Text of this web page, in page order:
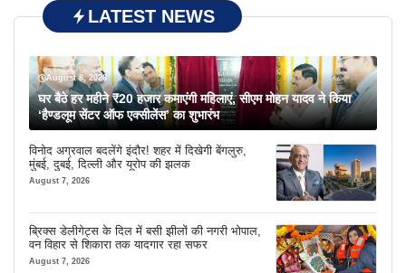
LATEST NEWS
August 8, 2026
घर बैठे हर महीने ₹20 हजार कमाएंगी महिलाएं, सीएम मोहन यादव ने किया
‘हैण्डलूम सेंटर ऑफ एक्सीलेंस’ का शुभारंभ
विनोद अग्रवाल बदलेंगे इंदौर! शहर में दिखेगी बेंगलुरु,
मुंबई, दुबई, दिल्ली और यूरोप की झलक
August 7, 2026
ब्रिक्स डेलीगेट्स के दिल में बसी झीलों की नगरी भोपाल,
वन विहार से शिकारा तक यादगार रहा सफर
August 7, 2026